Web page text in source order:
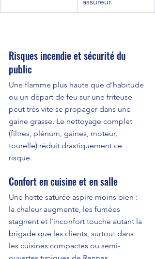
Risques incendie et sécurité du
public
Une flamme plus haute que d’habitude
ou un départ de feu sur une friteuse
peut très vite se propager dans une
gaine grasse. Le nettoyage complet
(filtres, plénum, gaines, moteur,
tourelle) réduit drastiquement ce
risque.
Confort en cuisine et en salle
Une hotte saturée aspire moins bien :
la chaleur augmente, les fumées
stagnent et l’inconfort touche autant la
brigade que les clients, surtout dans
les cuisines compactes ou semi-